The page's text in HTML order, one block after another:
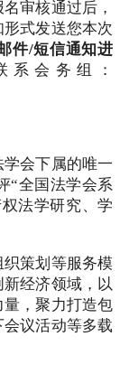
名审核通过后，
式发送您本次
件/短信通知进
系会务组：
学会下属的唯一
“全国法学会系
法学研究、学
策划等服务模
经济领域，以
，聚力打造包
议活动等多载